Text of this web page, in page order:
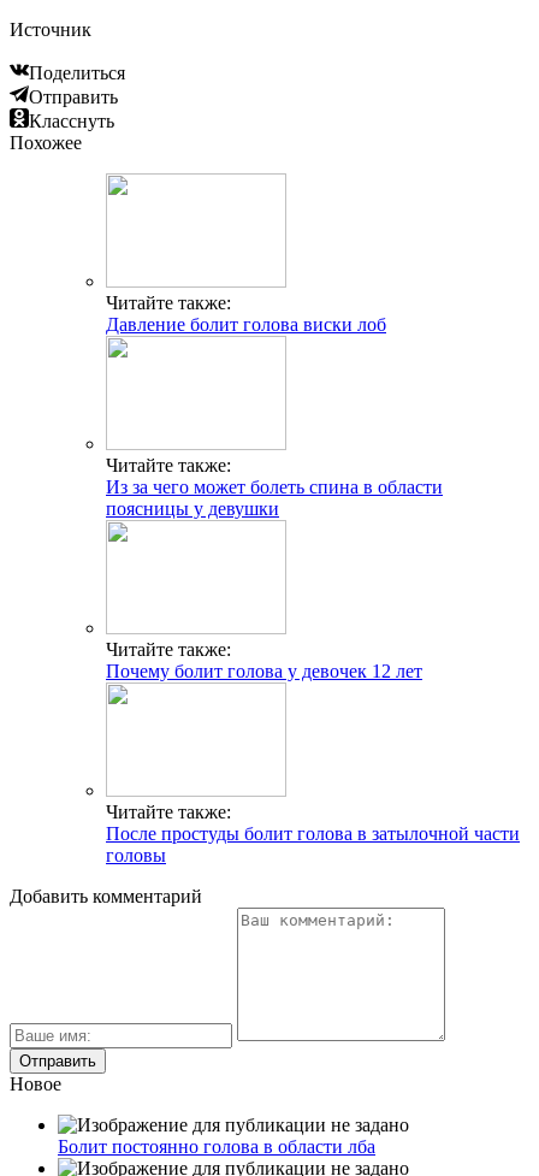
Источник
Поделиться
Отправить
Класснуть
Похожее
Читайте также:
Давление болит голова виски лоб
Читайте также:
Из за чего может болеть спина в области
поясницы у девушки
Читайте также:
Почему болит голова у девочек 12 лет
Читайте также:
После простуды болит голова в затылочной части
головы
Добавить комментарий
Новое
Болит постоянно голова в области лба